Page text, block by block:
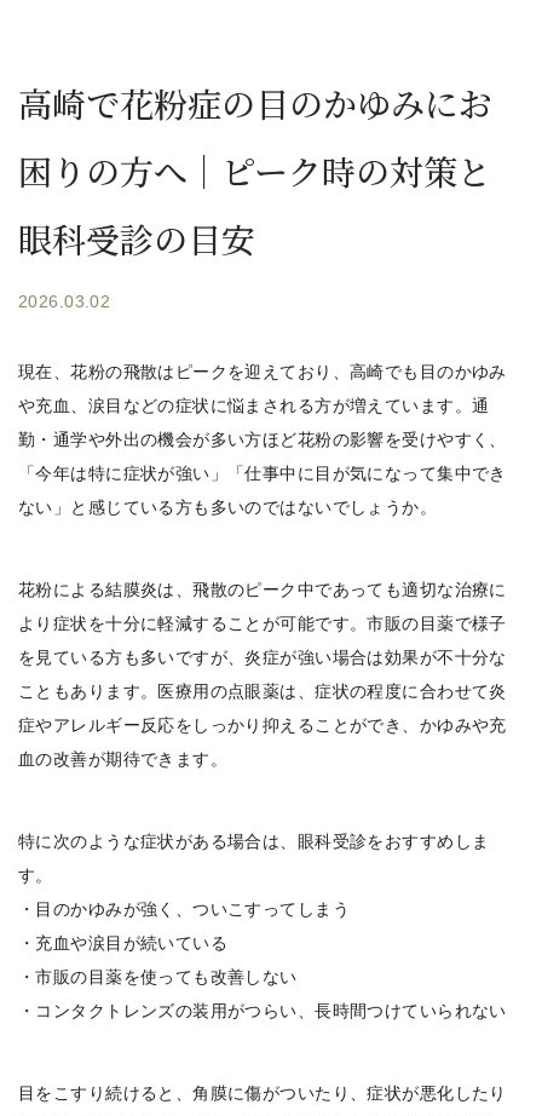
高崎で花粉症の目のかゆみにお
困りの方へ｜ピーク時の対策と
眼科受診の目安
2026.03.02
現在、花粉の飛散はピークを迎えており、高崎でも目のかゆみ
や充血、涙目などの症状に悩まされる方が増えています。通
勤・通学や外出の機会が多い方ほど花粉の影響を受けやすく、
「今年は特に症状が強い」「仕事中に目が気になって集中でき
ない」と感じている方も多いのではないでしょうか。
花粉による結膜炎は、飛散のピーク中であっても適切な治療に
より症状を十分に軽減することが可能です。市販の目薬で様子
を見ている方も多いですが、炎症が強い場合は効果が不十分な
こともあります。医療用の点眼薬は、症状の程度に合わせて炎
症やアレルギー反応をしっかり抑えることができ、かゆみや充
血の改善が期待できます。
特に次のような症状がある場合は、眼科受診をおすすめしま
す。
・目のかゆみが強く、ついこすってしまう
・充血や涙目が続いている
・市販の目薬を使っても改善しない
・コンタクトレンズの装用がつらい、長時間つけていられない
目をこすり続けると、角膜に傷がついたり、症状が悪化したり